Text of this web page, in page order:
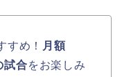
め！
月額
試合をお楽しみ